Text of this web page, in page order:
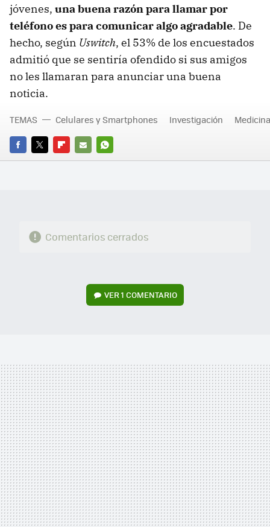
jóvenes, una buena razón para llamar por
teléfono es para comunicar algo agradable. De
hecho, según Uswitch, el 53% de los encuestados
admitió que se sentiría ofendido si sus amigos
no les llamaran para anunciar una buena
noticia.
FACEBOOK
TWITTERFLIPBOARD
E-
WHATSAPP
TEMAS Celulares y Smartphones Investigación
Comentarios cerrados
VER1 COMENTARIO